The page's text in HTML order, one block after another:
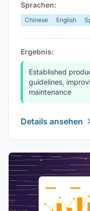
Sprachen:
Chinese English
Ergebnis:
Established
guidelines,
maintenance
Details ansehen